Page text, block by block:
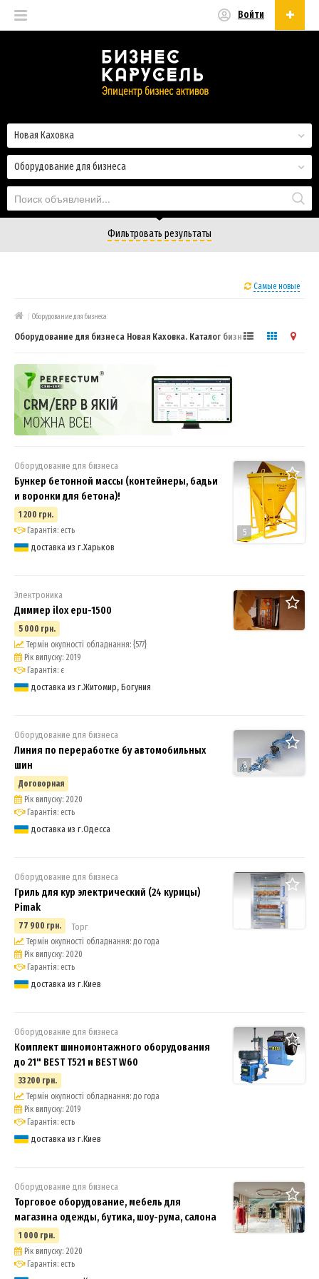
Войти
Оборудование для бизнеса
Новая Каховка
Фильтровать результаты
Самые новые
/ Оборудование для бизнеса
Оборудование для бизнеса Новая Каховка. Каталог бизнес
5
Оборудование для бизнеса
Бункер бетонной массы (контейнеры, бадьи
и воронки для бетона)!
1 200 грн.
Гарантія: есть
доставка из г.Харьков
Электроника
Диммер ilox epu-1500
5 000 грн.
Термін окупності обладнання: {577}
Рік випуску: 2019
Гарантія: є
доставка из г.Житомир, Богуния
8
Оборудование для бизнеса
Линия по переработке бу автомобильных
шин
Договорная
Рік випуску: 2020
Гарантія: есть
доставка из г.Одесса
Оборудование для бизнеса
Гриль для кур электрический (24 курицы)
Pimak
77 900 грн. Торг
Термін окупності обладнання: до года
Рік випуску: 2020
Гарантія: есть
доставка из г.Киев
Оборудование для бизнеса
Комплект шиномонтажного оборудования
до 21" BEST T521 и BEST W60
33 200 грн.
Термін окупності обладнання: до года
Рік випуску: 2019
Гарантія: есть
доставка из г.Киев
Оборудование для бизнеса
Торговое оборудование, мебель для
магазина одежды, бутика, шоу-рума, салона
1 000 грн.
Рік випуску: 2020
Гарантія: есть